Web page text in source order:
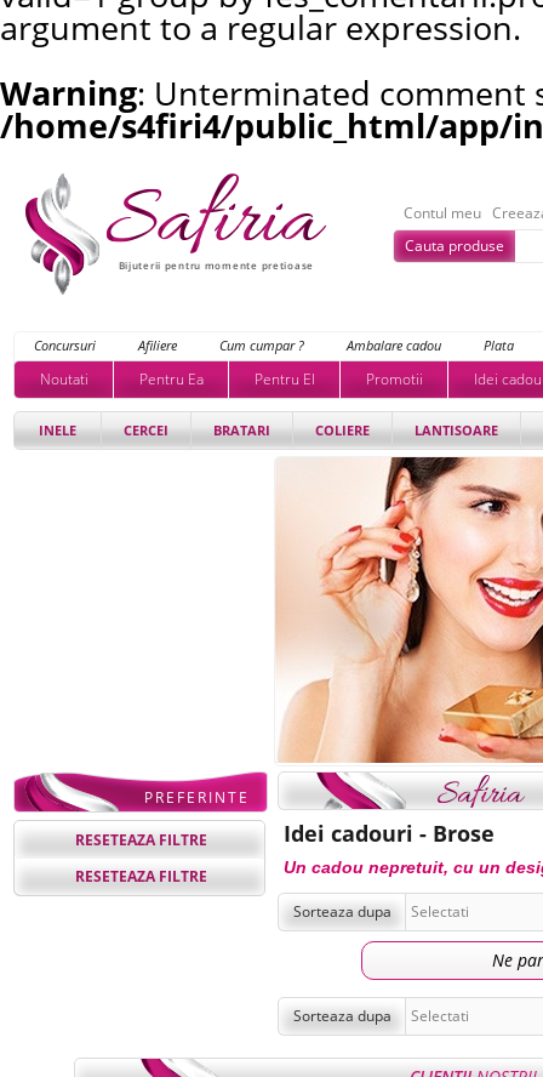
argument to a regular expression.
Warning: Unterminated comment
/home/s4firi4/public_html/app/
Bijuterii pentru momente pretioase
Contul meu
Cauta produse
Concursuri Afiliere Cum cumpar ? Ambalare cadou Plata
Noutati Pentru Ea Pentru El Promotii Idei
INELE CERCEI BRATARI COLIERE LANTISOARE
PREFERINTE
RESETEAZA FILTRE
RESETEAZA FILTRE
Idei cadouri - Brose
Un cadou nepretuit, cu un
Sorteaza dupa
Ne
Sorteaza dupa